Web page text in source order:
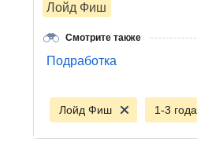
Лойд Фиш
Смотрите также
Подработка
Лойд Фиш 1-3 года